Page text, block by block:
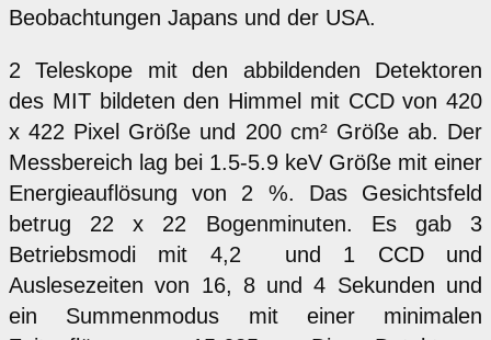
Beobachtungen Japans und der USA.
2 Teleskope mit den abbildenden Detektoren
des MIT bildeten den Himmel mit CCD von 420
x 422 Pixel Größe und 200 cm² Größe ab. Der
Messbereich lag bei 1.5-5.9 keV Größe mit einer
Energieauflösung von 2 %. Das Gesichtsfeld
betrug 22 x 22 Bogenminuten. Es gab 3
Betriebsmodi mit 4,2 und 1 CCD und
Auslesezeiten von 16, 8 und 4 Sekunden und
ein Summenmodus mit einer minimalen